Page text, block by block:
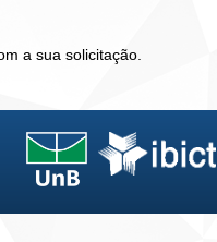
a sua solicitação.